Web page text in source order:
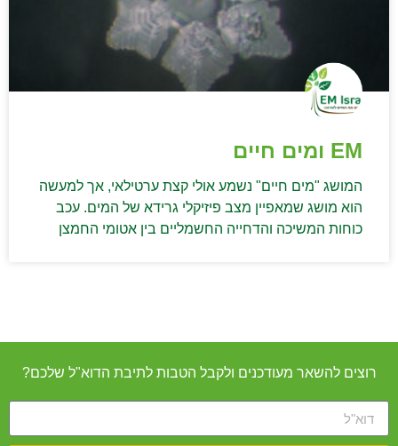
EM ומים חיים
המושג "מים חיים" נשמע אולי קצת ערטילאי, אך למעשה
הוא מושג שמאפיין מצב פיזיקלי גרידא של המים. עכב
כוחות המשיכה והדחייה החשמליים בין אטומי החמצן
רוצים להשאר מעודכנים ולקבל הטבות לתיבת הדוא"ל שלכם?